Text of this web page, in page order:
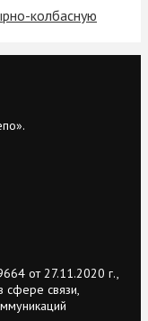
колбасную
от 27.11.2020 г.,
сфере связи,